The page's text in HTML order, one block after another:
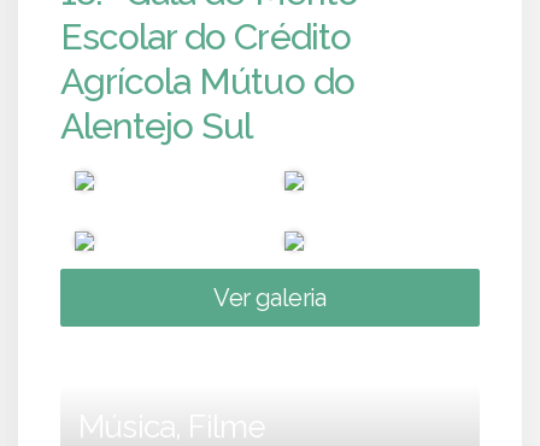
Escolar do Crédito
Agrícola Mútuo do
Alentejo Sul
Ver galeria
Música, Filme